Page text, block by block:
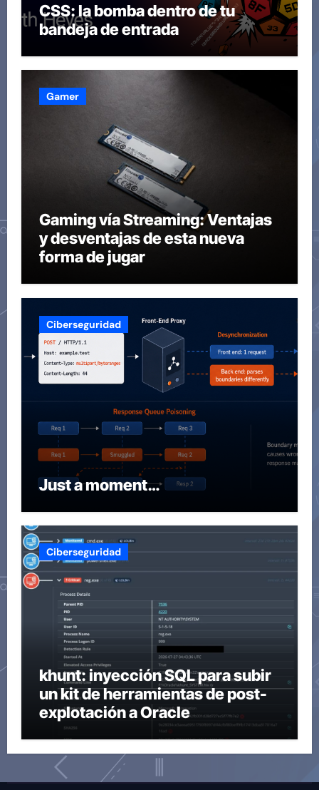
CSS: la bomba dentro de tu
bandeja de entrada
Gamer
Gaming vía Streaming: Ventajas
y desventajas de esta nueva
forma de jugar
Ciberseguridad
Just a moment…
Ciberseguridad
khunt: inyección SQL para subir
un kit de herramientas de post-
explotación a Oracle